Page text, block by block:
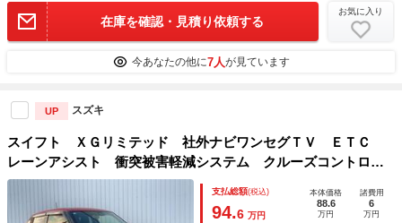
在庫を確認・見積り依頼する
お気に入り
今あなたの他に7人が見ています
UP スズキ
スイフト ＸＧリミテッド 社外ナビワンセグＴＶ ＥＴＣ
レーンアシスト 衝突被害軽減システム クルーズコントロー
ル
支払総額(税込)
94.6 万円
本体価格
88.6
万円
諸費用
6
万円